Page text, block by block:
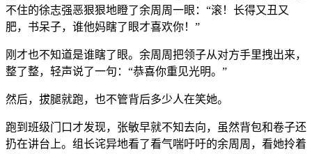
不住的徐志强恶狠狠地瞪了余周周一眼：“滚！长得又丑又
肥，书呆子，谁他妈瞎了眼才喜欢你！”
刚才也不知道是谁瞎了眼。余周周把领子从对方手里拽出来，
整了整，轻声说了一句：“恭喜你重见光明。”
然后，拔腿就跑，也不管背后多少人在笑她。
跑到班级门口才发现，张敏早就不知去向，虽然背包和卷子还
扔在讲台上。组长诧异地看了看气喘吁吁的余周周，看她拎着